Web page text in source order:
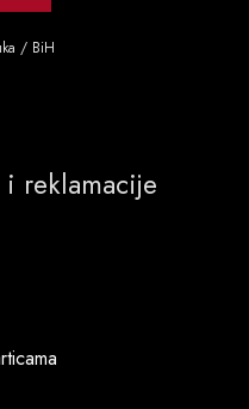
/ BiH
reklamacije